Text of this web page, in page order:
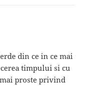
din ce in ce mai
timpului si cu
proste privind